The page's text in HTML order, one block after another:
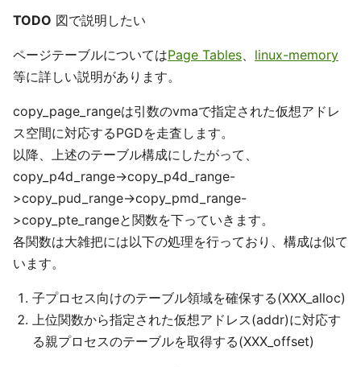
TODO 図で説明したい
ページテーブルについてはPage Tables、 linux-memory
等に詳しい説明があります。
copy_page_rangeは引数のvmaで指定された仮想アドレ
ス空間に対応するPGDを走査します。
以降、上述のテーブル構成にしたがって、
copy_p4d_range->copy_p4d_range-
>copy_pud_range->copy_pmd_range-
>copy_pte_rangeと関数を下っていきます。
各関数は大雑把には以下の処理を行っており、構成は似て
います。
子プロセス向けのテーブル領域を確保する(XXX_alloc)
上位関数から指定された仮想アドレス(addr)に対応す
る親プロセスのテーブルを取得する(XXX_offset)